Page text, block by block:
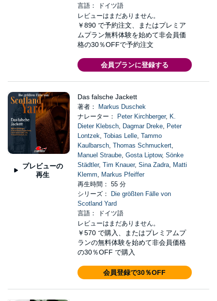
言語： ドイツ語
レビューはまだありません。
￥890 で予約注文、またはプレミア
ムプラン無料体験を始めて非会員価
格の30％OFFで予約注文
会員プランに登録する
プレビューの
再生
Das falsche Jackett
著者：
Markus Duschek
ナレーター：
Peter Kirchberger, K.
Dieter Klebsch, Dagmar Dreke, Peter
Lontzek, Tobias Lelle, Tammo
Kaulbarsch, Thomas Schmuckert,
Manuel Straube, Gosta Liptow, Sönke
Städtler, Tim Knauer, Sina Zadra, Matti
Klemm, Markus Pfeiffer
再生時間： 55 分
シリーズ：
Die größten Fälle von
Scotland Yard
言語： ドイツ語
レビューはまだありません。
￥570 で購入、またはプレミアムプ
ランの無料体験を始めて非会員価格
の30％OFF で購入
会員登録で30％OFF